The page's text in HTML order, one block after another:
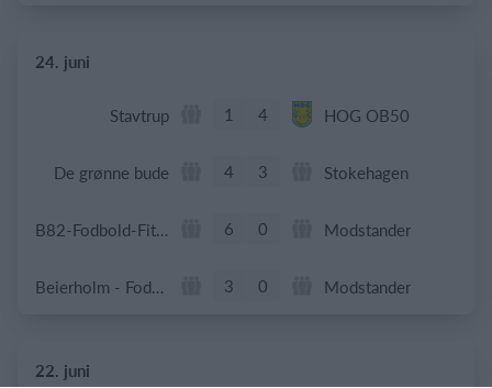
24. juni
Stavtrup 1 4 HOG OB50
De grønne bude 4 3 Stokehagen
B82-Fodbold-Fitness-U50 6 0 Modstander
Beierholm - Fodbold 3 0 Modstander
22. juni